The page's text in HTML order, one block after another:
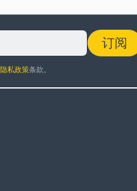
订阅
隐私政策条款。